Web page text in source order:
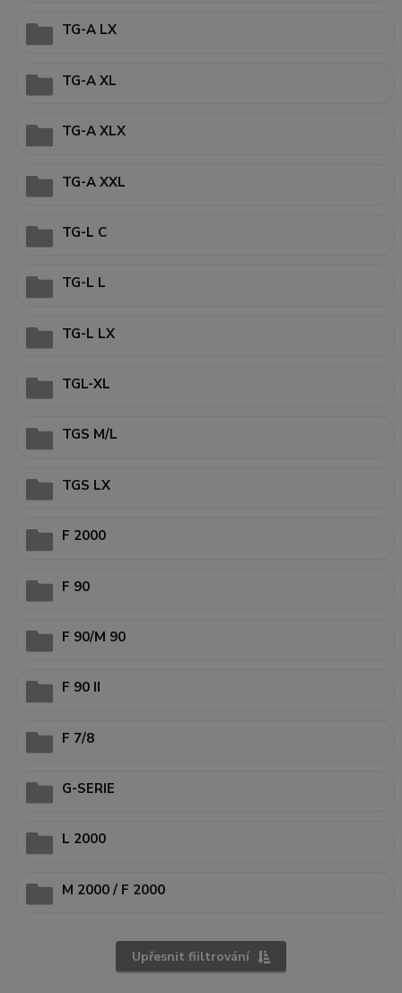
TG-A LX
TG-A XL
TG-A XLX
TG-A XXL
TG-L C
TG-L L
TG-L LX
TGL-XL
TGS M/L
TGS LX
F 2000
F 90
F 90/M 90
F 90 II
F 7/8
G-SERIE
L 2000
M 2000 / F 2000
Upřesnit fiiltrování